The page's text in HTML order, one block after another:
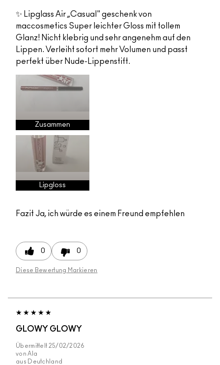
✨ Lipglass Air „Casual" geschenk von
maccosmetics Super leichter Gloss mit tollem
Glanz! Nicht klebrig und sehr angenehm auf den
Lippen. Verleiht sofort mehr Volumen und passt
perfekt über Nude-Lippenstift.
Zusammen
Lipgloss
Fazit Ja, ich würde es einem Freund empfehlen
0 0
Diese Bewertung Markieren
GLOWY GLOWY
Übermittelt 25/02/2026
von Ala
aus
Deutchland